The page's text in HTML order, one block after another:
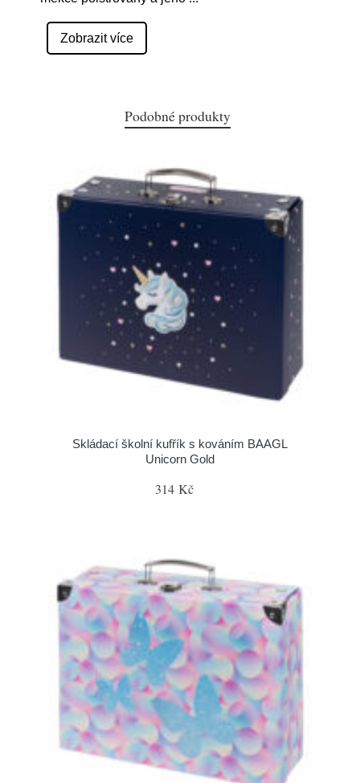
Zobrazit více
Podobné produkty
Skládací školní kufřík s kováním BAAGL
Unicorn Gold
314 Kč